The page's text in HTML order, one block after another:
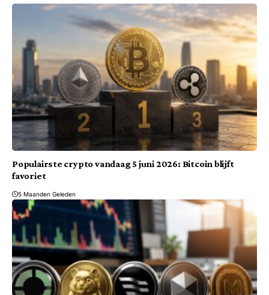
Populairste crypto vandaag 5 juni 2026: Bitcoin blijft
favoriet
5 Maanden Geleden